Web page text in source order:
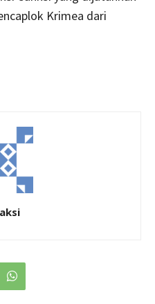
Krimea dari